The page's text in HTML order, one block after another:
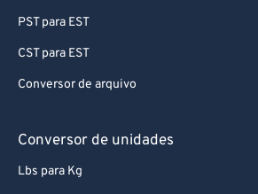
PST para EST
CST para EST
Conversor de arquivo
Conversor de unidades
Lbs para Kg